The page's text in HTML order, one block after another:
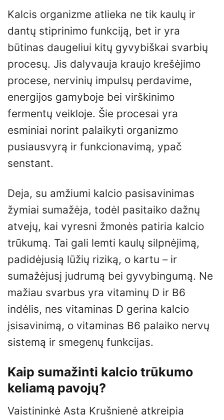
Kalcis organizme atlieka ne tik kaulų ir
dantų stiprinimo funkciją, bet ir yra
būtinas daugeliui kitų gyvybiškai svarbių
procesų. Jis dalyvauja kraujo krešėjimo
procese, nervinių impulsų perdavime,
energijos gamyboje bei virškinimo
fermentų veikloje. Šie procesai yra
esminiai norint palaikyti organizmo
pusiausvyrą ir funkcionavimą, ypač
senstant.
Deja, su amžiumi kalcio pasisavinimas
žymiai sumažėja, todėl pasitaiko dažnų
atvejų, kai vyresni žmonės patiria kalcio
trūkumą. Tai gali lemti kaulų silpnėjimą,
padidėjusią lūžių riziką, o kartu – ir
sumažėjusį judrumą bei gyvybingumą. Ne
mažiau svarbus yra vitaminų D ir B6
indėlis, nes vitaminas D gerina kalcio
įsisavinimą, o vitaminas B6 palaiko nervų
sistemą ir smegenų funkcijas.
Kaip sumažinti kalcio trūkumo
keliamą pavojų?
Vaistininkė Asta Krušnienė atkreipia